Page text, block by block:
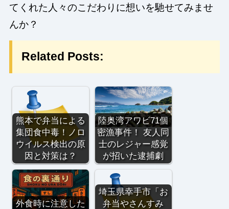
てくれた人々のこだわりに想いを馳せてみませ
んか？
Related Posts:
熊本で弁当による
集団食中毒！ノロ
ウイルス検出の原
因と対策は？
陸奥湾アワビ71個
密漁事件！ 友人同
士のレジャー感覚
が招いた逮捕劇
外食時に注意した
埼玉県幸手市「お
弁当やさんすみ